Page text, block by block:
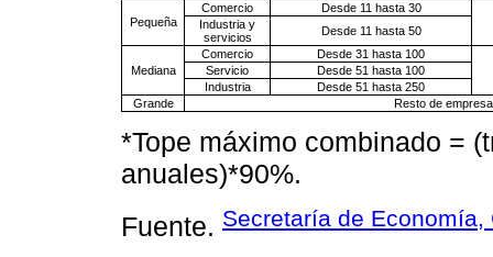
Pequeña
Comercio
Desde 11 hasta 30
Industria y
servicios
Desde 11 hasta 50
Mediana
Comercio
Desde 31 hasta 100
Servicio
Desde 51 hasta 100
Industria
Desde 51 hasta 250
Grande
Resto de
*Tope máximo combinado =
anuales)*90%.
Fuente. Secretaría de